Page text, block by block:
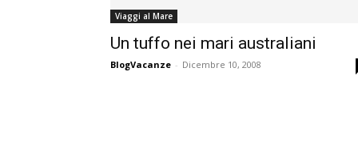
Viaggi al Mare
Un tuffo nei mari australiani
BlogVacanze - Dicembre 10, 2008